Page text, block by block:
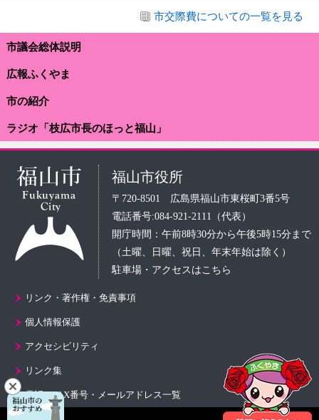
市交際費についての一覧を見る
市議会総体説明
広報ふくやま
市の紹介
ラジオ「枝広市長のほっと福山」
福山市役所
〒720-8501 広島県福山市東桜町3番5号
電話番号:084-921-2111（代表）
開庁時間：午前8時30分から午後5時15分まで
（土曜、日曜、祝日、年末年始は除く）
駐車場・アクセスはこちら
リンク・著作権・免責事項
個人情報保護
アクセシビリティ
リンク集
電話・FAX番号・メールアドレス一覧